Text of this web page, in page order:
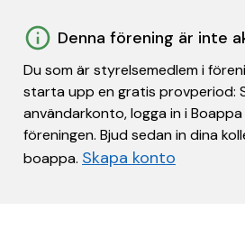
Denna förening är inte
Du som är styrelsemedlem i
starta upp en gratis provperiod:
användarkonto, logga in i
föreningen. Bjud sedan in dina
boappa. Skapa konto